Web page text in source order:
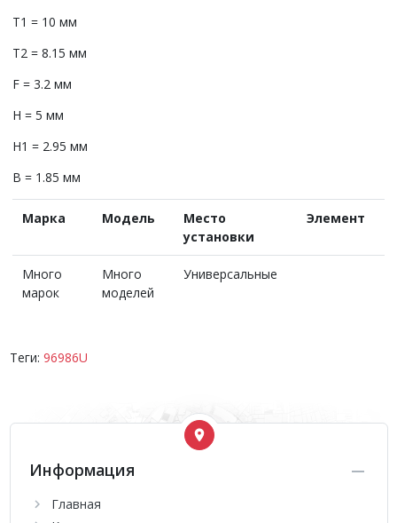
T1 = 10 мм
T2 = 8.15 мм
F = 3.2 мм
H = 5 мм
H1 = 2.95 мм
B = 1.85 мм
Марка Модель
Место
установки
Элемент
Много
марок
Много
моделей
Универсальные
Теги: 96986U
Информация
Главная